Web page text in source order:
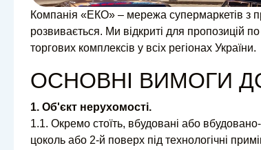
Компанія «ЕКО» – мережа супермаркетів з
розвивається. Ми відкриті для пропозицій
торгових комплексів у всіх регіонах України.
ОСНОВНІ ВИМОГИ
1. Об'єкт нерухомості.
1.1. Окремо стоїть, вбудовані або
цоколь або 2-й поверх під технологічні